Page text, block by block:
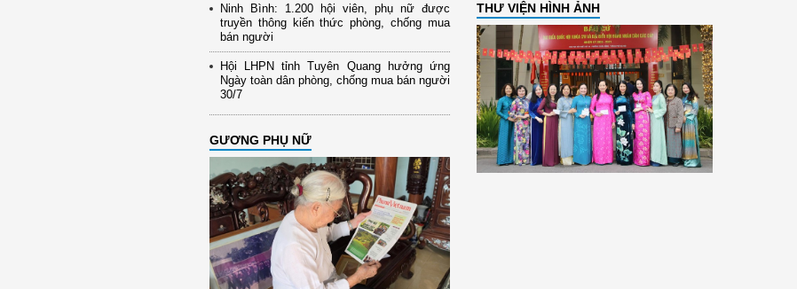
Ninh Bình: 1.200 hội viên, phụ nữ được
truyền thông kiến thức phòng, chống mua
bán người
Hội LHPN tỉnh Tuyên Quang hưởng ứng
Ngày toàn dân phòng, chống mua bán người
30/7
GƯƠNG PHỤ NỮ
THƯ VIỆN HÌNH ẢNH